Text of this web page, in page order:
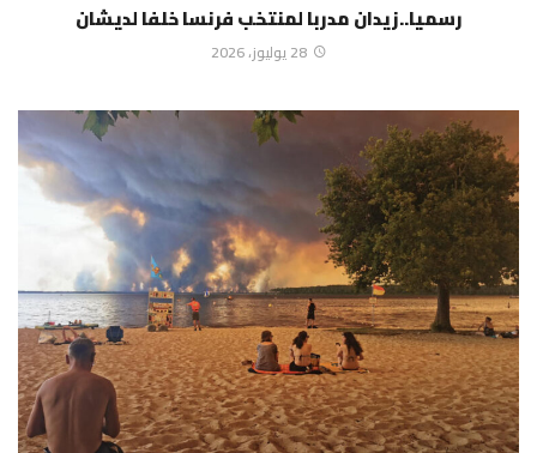
رسميا..زيدان مدربا لمنتخب فرنسا خلفا لديشان
28 يوليوز، 2026